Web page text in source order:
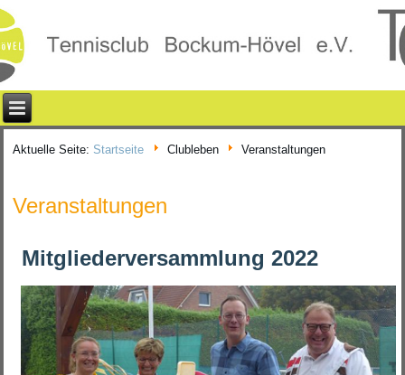
Aktuelle Seite: Startseite Clubleben Veranstaltungen
Veranstaltungen
Mitgliederversammlung 2022